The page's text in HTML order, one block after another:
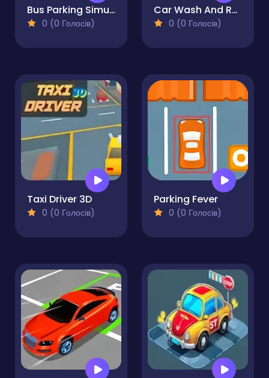
Bus Parking Simulator
0 (0 Голосів)
Car Wash And Repair Game
0 (0 Голосів)
Taxi Driver 3D
0 (0 Голосів)
Parking Fever
0 (0 Голосів)